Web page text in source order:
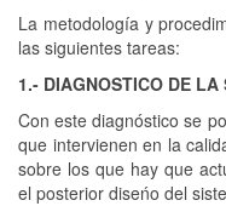
La metodología y
las siguientes tareas:
1.- DIAGNOSTICO DE
Con este diagnóstico se
que intervienen en la
sobre los que hay que
el posterior diseńo del